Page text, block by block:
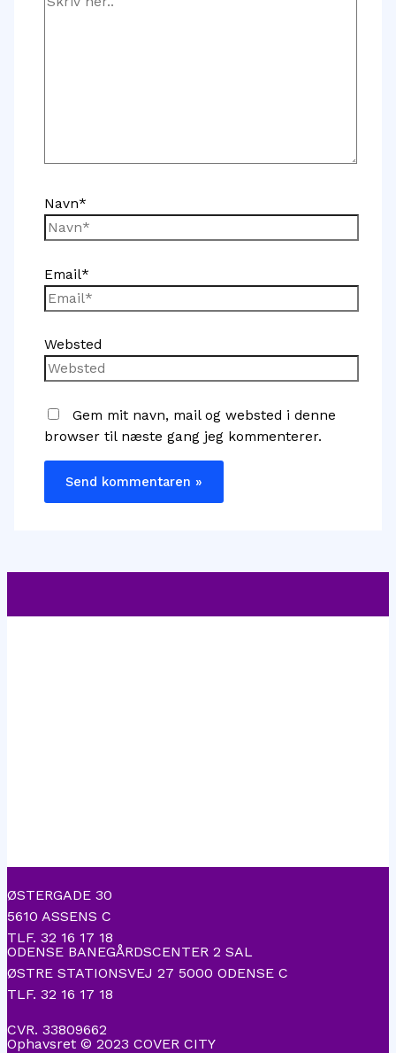
Navn*
Email*
Websted
Gem mit navn, mail og websted i denne
browser til næste gang jeg kommenterer.
ØSTERGADE 30
5610 ASSENS C
TLF. 32 16 17 18
ODENSE BANEGÅRDSCENTER 2 SAL
ØSTRE STATIONSVEJ 27 5000 ODENSE C
TLF. 32 16 17 18
CVR. 33809662
Ophavsret © 2023 COVER CITY